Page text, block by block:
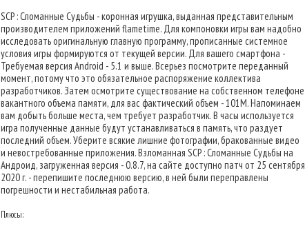
SCP : Сломанные Судьбы - коронная игрушка, выданная представительным
производителем приложений flametime. Для компоновки игры вам надобно
исследовать оригинальную главную программу, прописанные системное
условия игры формируются от текущей версии. Для вашего смартфона -
Требуемая версия Android - 5.1 и выше. Всерьез посмотрите переданный
момент, потому что это обязательное распоряжение коллектива
разработчиков. Затем осмотрите существование на собственном телефоне
вакантного объема памяти, для вас фактический объем - 101M. Напоминаем
вам добыть больше места, чем требует разработчик. В часы используется
игра полученные данные будут устанавливаться в память, что раздует
последний объем. Уберите всякие лишние фотографии, бракованные видео
и невостребованные приложения. Взломанная SCP : Сломанные Судьбы на
Андроид, загруженная версия - 0.8.7, на сайте доступно патч от 25 сентября
2020 г. - перепишите последнюю версию, в ней были переправлены
погрешности и нестабильная работа.
Плюсы: